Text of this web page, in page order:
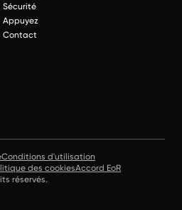
Sécurité
Appuyez
Contact
Conditions d'utilisation
des cookiesAccord EoR
réservés.